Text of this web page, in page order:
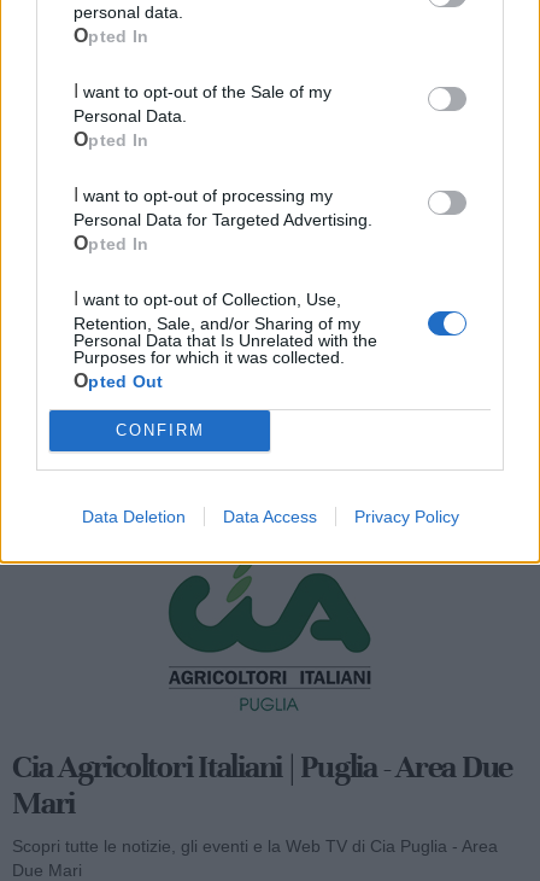
personal data.
Opted In
Personal Data.
Opted In
Personal Data for Targeted Advertising.
Opted In
Retention, Sale, and/or Sharing of my
Personal Data that Is Unrelated with the
Purposes for which it was collected.
Opted Out
CONFIRM
Data Deletion Data Access Privacy Policy
Mondo CIA
Cia Agricoltori Italiani | Puglia - Area Due
Mari
Scopri tutte le notizie, gli eventi e la Web TV di Cia Puglia - Area
Due Mari